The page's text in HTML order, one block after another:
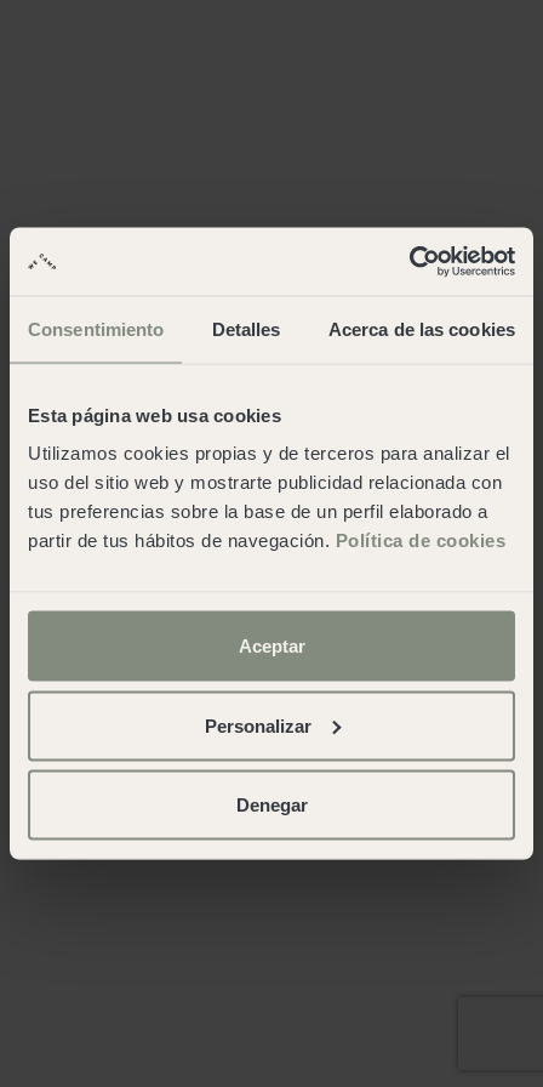
Consentimiento Detalles Acerca de las cookies
Esta página web usa cookies
Utilizamos cookies propias y de terceros para analizar el
uso del sitio web y mostrarte publicidad relacionada con
tus preferencias sobre la base de un perfil elaborado a
partir de tus hábitos de navegación. Política de cookies
Aceptar
Personalizar
Denegar